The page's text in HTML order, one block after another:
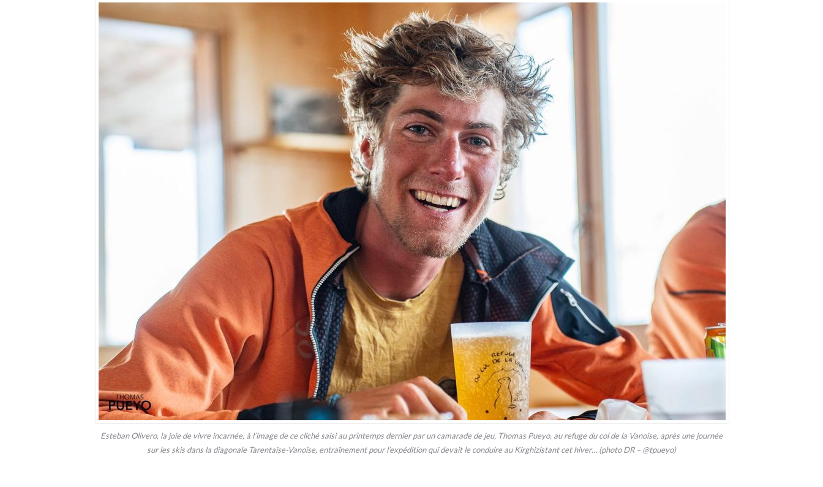
Esteban Olivero, la joie de vivre incarnée, à l’image de ce cliché saisi au printemps dernier par un camarade de jeu, Thomas Pueyo, au refuge du col de la Vanoise, après une journée
sur les skis dans la diagonale Tarentaise-Vanoise, entraînement pour l’expédition qui devait le conduire au Kirghizistant cet hiver… (photo DR – @tpueyo)